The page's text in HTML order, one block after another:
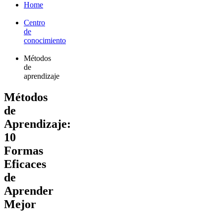
Home
Centro
de
conocimiento
Métodos
de
aprendizaje
Métodos
de
Aprendizaje:
10
Formas
Eficaces
de
Aprender
Mejor